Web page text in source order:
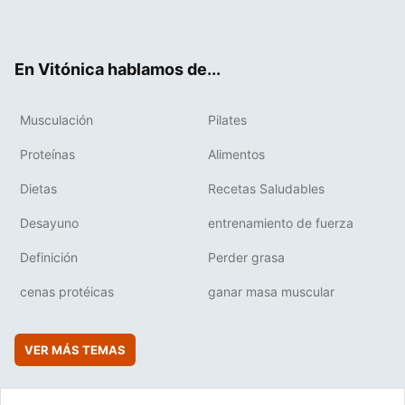
En Vitónica hablamos de...
Musculación Pilates
Proteínas Alimentos
Dietas Recetas Saludables
Desayuno entrenamiento de fuerza
Definición Perder grasa
cenas protéicas ganar masa muscular
VER MÁS TEMAS